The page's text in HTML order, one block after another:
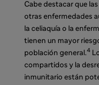
Cabe destacar que
otras enfermedades
la celiaquía o la
tienen un mayor
población general.4
compartidos y la
inmunitario están